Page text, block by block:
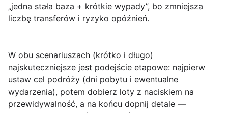
„jedna stała baza + krótkie wypady”, bo zmniejsza
liczbę transferów i ryzyko opóźnień.
W obu scenariuszach (krótko i długo)
najskuteczniejsze jest podejście etapowe: najpierw
ustaw cel podróży (dni pobytu i ewentualne
wydarzenia), potem dobierz loty z naciskiem na
przewidywalność, a na końcu dopnij detale —